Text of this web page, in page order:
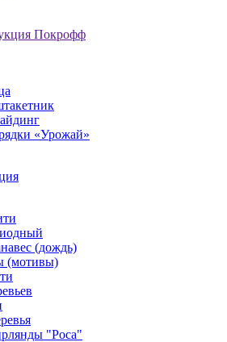
Покрофф
«Урожай»
(дождь)
(мотивы)
"Роса"